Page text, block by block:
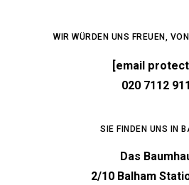
WIR WÜRDEN UNS FREUEN,
[email
020 7112
SIE FINDEN UNS IN
Das
2/10 Balham